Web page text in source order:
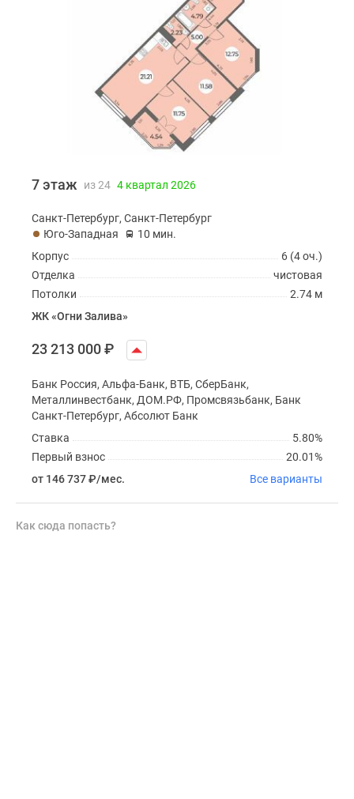
7 этаж из 24 4 квартал 2026
Санкт-Петербург, Санкт-Петербург
Юго-Западная
10 мин.
6 (4 оч.)
Корпус
чистовая
Отделка
2.74 м
Потолки
ЖК «Огни Залива»
23 213 000₽
Банк Россия, Альфа-Банк, ВТБ, СберБанк,
Металлинвестбанк, ДОМ.РФ, Промсвязьбанк, Банк
Санкт-Петербург, Абсолют Банк
5.80%
Ставка
20.01%
Первый взнос
от 146 737₽/мес. Все варианты
Как сюда попасть?